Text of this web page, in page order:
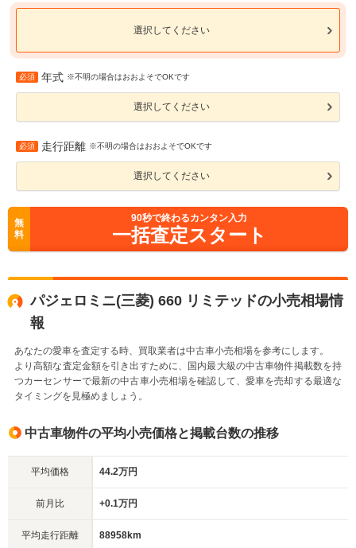
選択してください
必須 年式 ※不明の場合はおおよそでOKです
選択してください
必須 走行距離 ※不明の場合はおおよそでOKです
選択してください
無
料
90秒で終わるカンタン入力
一括査定スタート
パジェロミニ(三菱) 660 リミテッドの小売相場情
報
あなたの愛車を査定する時、買取業者は中古車小売相場を参考にします。
より高額な査定金額を引き出すために、国内最大級の中古車物件掲載数を持
つカーセンサーで最新の中古車小売相場を確認して、愛車を売却する最適な
タイミングを見極めましょう。
中古車物件の平均小売価格と掲載台数の推移
平均価格 44.2万円
前月比 +0.1万円
平均走行距離 88958km